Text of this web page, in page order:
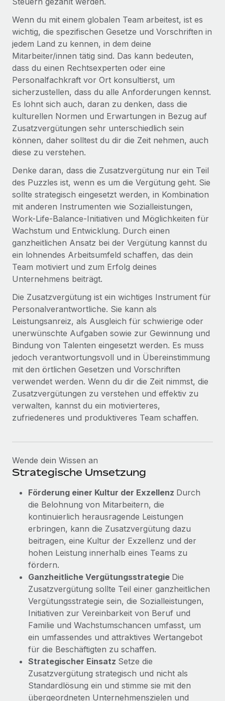
Wenn du mit einem globalen Team arbeitest, ist es
wichtig, die spezifischen Gesetze und Vorschriften in
jedem Land zu kennen, in dem deine
Mitarbeiter/innen tätig sind. Das kann bedeuten,
dass du einen Rechtsexperten oder eine
Personalfachkraft vor Ort konsultierst, um
sicherzustellen, dass du alle Anforderungen kennst.
Es lohnt sich auch, daran zu denken, dass die
kulturellen Normen und Erwartungen in Bezug auf
Zusatzvergütungen sehr unterschiedlich sein
können, daher solltest du dir die Zeit nehmen, auch
diese zu verstehen.
Denke daran, dass die Zusatzvergütung nur ein Teil
des Puzzles ist, wenn es um die Vergütung geht. Sie
sollte strategisch eingesetzt werden, in Kombination
mit anderen Instrumenten wie Sozialleistungen,
Work-Life-Balance-Initiativen und Möglichkeiten für
Wachstum und Entwicklung. Durch einen
ganzheitlichen Ansatz bei der Vergütung kannst du
ein lohnendes Arbeitsumfeld schaffen, das dein
Team motiviert und zum Erfolg deines
Unternehmens beiträgt.
Die Zusatzvergütung ist ein wichtiges Instrument für
Personalverantwortliche. Sie kann als
Leistungsanreiz, als Ausgleich für schwierige oder
unerwünschte Aufgaben sowie zur Gewinnung und
Bindung von Talenten eingesetzt werden. Es muss
jedoch verantwortungsvoll und in Übereinstimmung
mit den örtlichen Gesetzen und Vorschriften
verwendet werden. Wenn du dir die Zeit nimmst, die
Zusatzvergütungen zu verstehen und effektiv zu
verwalten, kannst du ein motivierteres,
zufriedeneres und produktiveres Team schaffen.
Wende dein Wissen an
Strategische Umsetzung
Förderung einer Kultur der Exzellenz Durch
die Belohnung von Mitarbeitern, die
kontinuierlich herausragende Leistungen
erbringen, kann die Zusatzvergütung dazu
beitragen, eine Kultur der Exzellenz und der
hohen Leistung innerhalb eines Teams zu
fördern.
Ganzheitliche Vergütungsstrategie Die
Zusatzvergütung sollte Teil einer ganzheitlichen
Vergütungsstrategie sein, die Sozialleistungen,
Initiativen zur Vereinbarkeit von Beruf und
Familie und Wachstumschancen umfasst, um
ein umfassendes und attraktives Wertangebot
für die Beschäftigten zu schaffen.
Strategischer Einsatz Setze die
Zusatzvergütung strategisch und nicht als
Standardlösung ein und stimme sie mit den
übergeordneten Unternehmenszielen und